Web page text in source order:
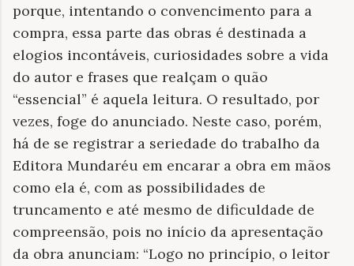
porque, intentando o convencimento para a
compra, essa parte das obras é destinada a
elogios incontáveis, curiosidades sobre a vida
do autor e frases que realçam o quão
“essencial” é aquela leitura. O resultado, por
vezes, foge do anunciado. Neste caso, porém,
há de se registrar a seriedade do trabalho da
Editora Mundaréu em encarar a obra em mãos
como ela é, com as possibilidades de
truncamento e até mesmo de dificuldade de
compreensão, pois no início da apresentação
da obra anunciam: “Logo no princípio, o leitor